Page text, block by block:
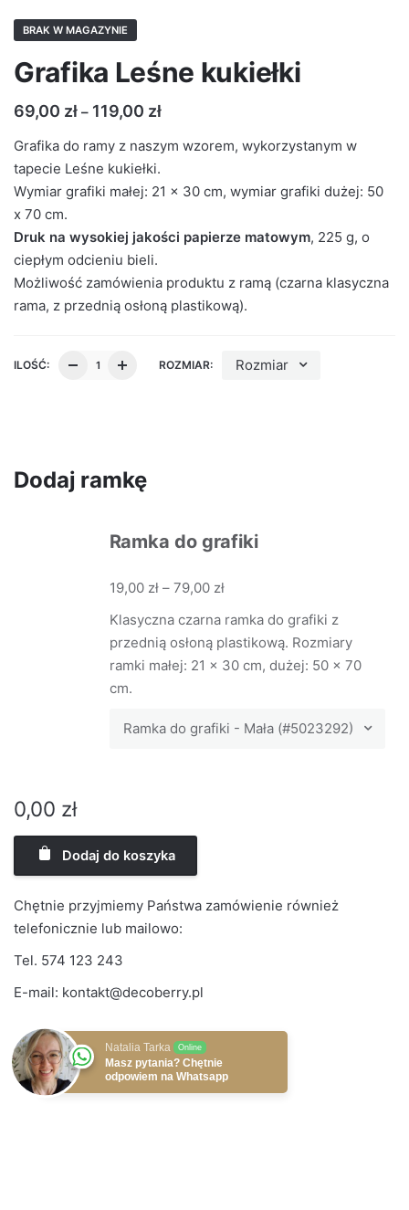
BRAK W MAGAZYNIE
Grafika Leśne kukiełki
69,00 zł – 119,00 zł
Grafika do ramy z naszym wzorem, wykorzystanym w
tapecie Leśne kukiełki.
Wymiar grafiki małej: 21 x 30 cm, wymiar grafiki dużej: 50
x 70 cm.
Druk na wysokiej jakości papierze matowym, 225 g, o
ciepłym odcieniu bieli.
Możliwość zamówienia produktu z ramą (czarna klasyczna
rama, z przednią osłoną plastikową).
ILOŚĆ: ROZMIAR: Rozmiar
Dodaj ramkę
Ramka do grafiki
19,00 zł– 79,00 zł
Klasyczna czarna ramka do grafiki z
przednią osłoną plastikową. Rozmiary
ramki małej: 21 x 30 cm, dużej: 50 x 70
cm.
Ramka do grafiki - Mała (#5023292)
0,00 zł
Dodaj do koszyka
Chętnie przyjmiemy Państwa zamówienie również
telefonicznie lub mailowo:
Tel. 574 123 243
E-mail: kontakt@decoberry.pl
Natalia Tarka Online
Masz pytania? Chętnie
odpowiem na Whatsapp